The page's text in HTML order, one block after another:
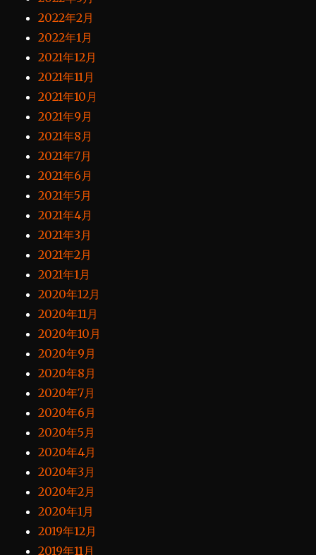
2022年2月
2022年1月
2021年12月
2021年11月
2021年10月
2021年9月
2021年8月
2021年7月
2021年6月
2021年5月
2021年4月
2021年3月
2021年2月
2021年1月
2020年12月
2020年11月
2020年10月
2020年9月
2020年8月
2020年7月
2020年6月
2020年5月
2020年4月
2020年3月
2020年2月
2020年1月
2019年12月
2019年11月